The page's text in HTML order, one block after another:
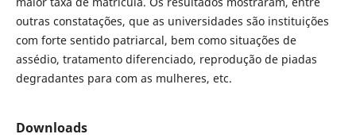
outras constatações, que as universidades são instituições
com forte sentido patriarcal, bem como situações de
assédio, tratamento diferenciado, reprodução de piadas
degradantes para com as mulheres, etc.
Downloads